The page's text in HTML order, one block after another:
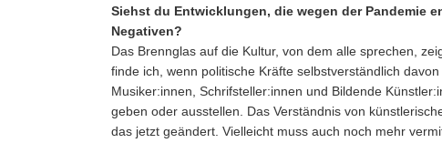
Siehst du Entwicklungen, die wegen der Pandemie
Negativen?
Das Brennglas auf die Kultur, von dem alle sprechen,
finde ich, wenn politische Kräfte selbstverständlich
Musiker:innen, Schrifsteller:innen und Bildende
geben oder ausstellen. Das Verständnis von
das jetzt geändert. Vielleicht muss auch noch mehr